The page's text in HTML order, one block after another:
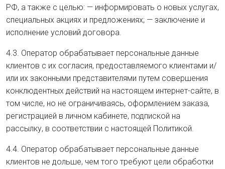
РФ, а также с целью: — информировать о новых услугах,
специальных акциях и предложениях; — заключение и
исполнение условий договора.
4.3. Оператор обрабатывает персональные данные
клиентов с их согласия, предоставляемого клиентами и/
или их законными представителями путем совершения
конклюдентных действий на настоящем интернет-сайте, в
том числе, но не ограничиваясь, оформлением заказа,
регистрацией в личном кабинете, подпиской на
рассылку, в соответствии с настоящей Политикой.
4.4. Оператор обрабатывает персональные данные
клиентов не дольше, чем того требуют цели обработки